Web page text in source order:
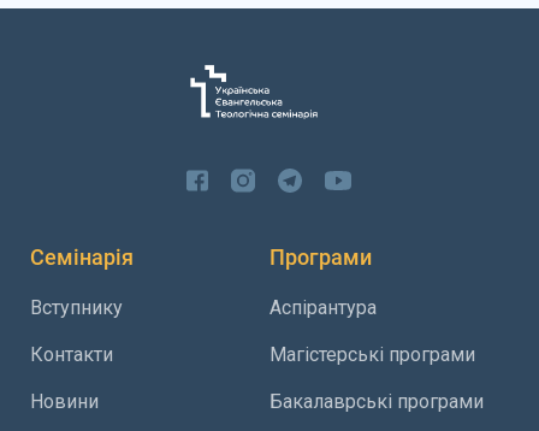
Семінарія
Вступнику
Контакти
Новини
Програми
Аспірантура
Магістерські програми
Бакалаврські програми